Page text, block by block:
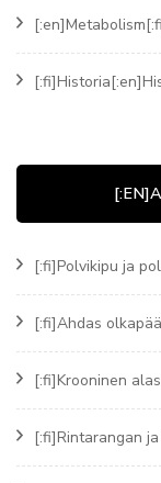
[:fi]Polvikipu ja
[:fi]Ahdas
[:fi]Krooninen
[:fi]Rintarangan